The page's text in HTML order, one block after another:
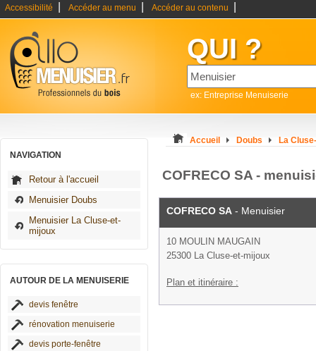
Accessibilité Accéder au menu Accéder au contenu
QUI ?
ex: Entreprise Menuiserie
NAVIGATION
Retour à l'accueil
Menuisier Doubs
Menuisier La Cluse-et-
mijoux
AUTOUR DE LA MENUISERIE
devis fenêtre
rénovation menuiserie
devis porte-fenêtre
Accueil Doubs La
COFRECO SA -
COFRECO SA - Menuisier
10 MOULIN MAUGAIN
25300 La Cluse-et-mijoux
Plan et itinéraire :